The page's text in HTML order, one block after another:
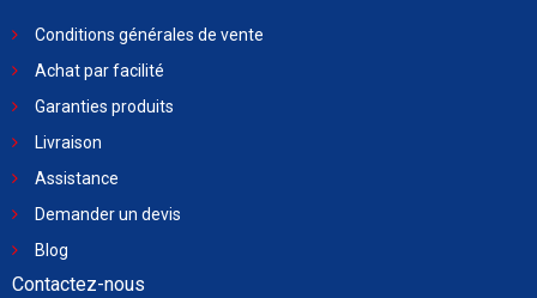
Conditions générales de vente
Achat par facilité
Garanties produits
Livraison
Assistance
Demander un devis
Blog
Contactez-nous